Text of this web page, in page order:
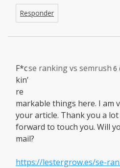
Responder
se ranking vs semrush 6
F*c
kin’
re
markable things here. I am
your article. Thank you a lot
forward to touch you. Will
mail?
https://lestergrow.es/se-